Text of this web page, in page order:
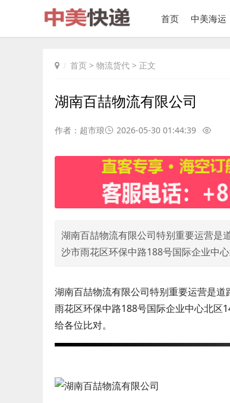
首页 中美海运
首页 > 物流货代 > 正文
湖南百喆物流有限公司
作者：超市琅 2026-05-30 01:44:39
湖南百喆物流有限公司特别重要运营是
沙市雨花区环保中路188号国际企业中
湖南百喆物流有限公司特别重要运营是
雨花区环保中路188号国际企业中心北区
给各位比对。